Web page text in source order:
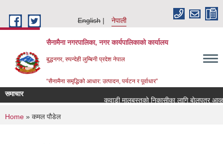
English
नेपाली
सैनामैना नगरपालिका, नगर कार्यपालिकाको कार्यालय
बुद्धनगर, रुपन्देही लुम्बिनी प्रदेश नेपाल
“सैनामैना समृद्धिको आधार: उत्पादन, पर्यटन र पूर्वाधार”
समाचार
कवाडी मालबस्तुकाे निकासीका लागि बाेलपत्र
You are here
Home » कमल पौडेल